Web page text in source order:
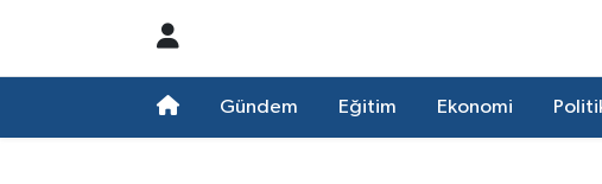
Gündem Eğitim Ekonomi